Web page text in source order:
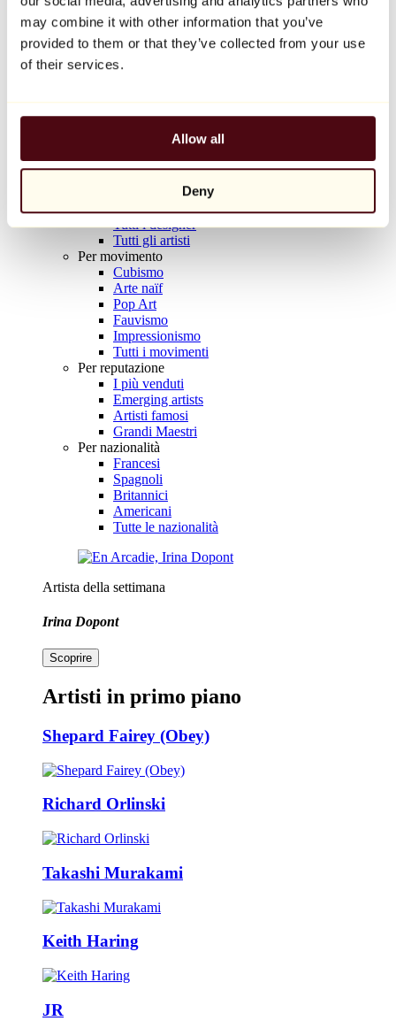
may combine it with other information that you’ve
provided to them or that they’ve collected from your use
of their services.
Allow all
Deny
Balloon Dog (Orange)
Jeff Koons
10.000 €
Artisti
Tutti i pittori
Tutti i fotografi
Tutti i disegnatori
Tutti i designer
Tutti gli artisti
Per movimento
Cubismo
Arte naïf
Pop Art
Fauvismo
Impressionismo
Tutti i movimenti
Per reputazione
I più venduti
Emerging artists
Artisti famosi
Grandi Maestri
Per nazionalità
Francesi
Spagnoli
Britannici
Americani
Tutte le nazionalità
Artista della settimana
Irina Dopont
Scoprire
Artisti in primo piano
Shepard Fairey (Obey)
Richard Orlinski
Takashi Murakami
Keith Haring
JR